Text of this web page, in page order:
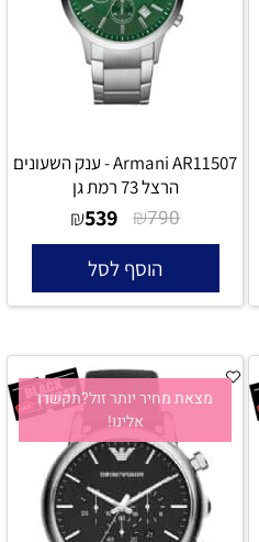
Armani AR11507 - ענק השעונים
הרצל 73 רמת גן
₪790
₪539
הוסף לסל
מצאת מחיר יותר זול?תקשרו
אלינו!